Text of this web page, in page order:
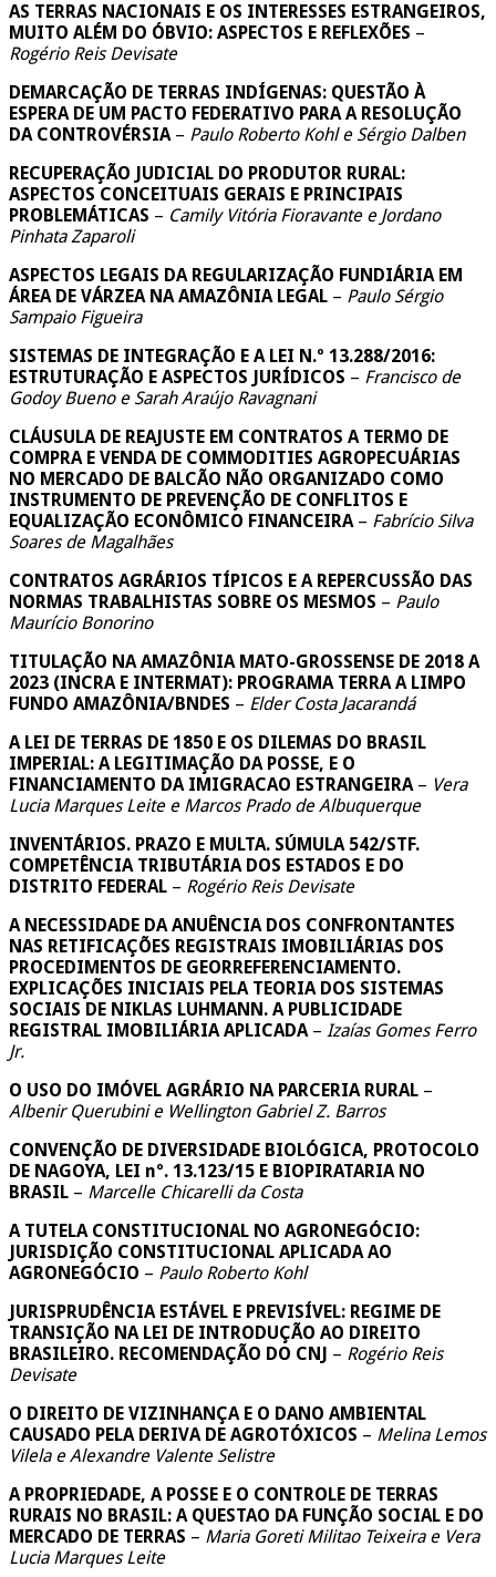
AS TERRAS NACIONAIS E OS INTERESSES ESTRANGEIROS,
MUITO ALÉM DO ÓBVIO: ASPECTOS E REFLEXÕES –
Rogério Reis Devisate
DEMARCAÇÃO DE TERRAS INDÍGENAS: QUESTÃO À
ESPERA DE UM PACTO FEDERATIVO PARA A RESOLUÇÃO
DA CONTROVÉRSIA– Paulo Roberto Kohl e Sérgio Dalben
RECUPERAÇÃO JUDICIAL DO PRODUTOR RURAL:
ASPECTOS CONCEITUAIS GERAIS E PRINCIPAIS
PROBLEMÁTICAS – Camily Vitória Fioravante e Jordano
Pinhata Zaparoli
ASPECTOS LEGAIS DA REGULARIZAÇÃO FUNDIÁRIA EM
ÁREA DE VÁRZEA NA AMAZÔNIA LEGAL – Paulo Sérgio
Sampaio Figueira
SISTEMAS DE INTEGRAÇÃO E A LEI N.º 13.288/2016:
ESTRUTURAÇÃO E ASPECTOS JURÍDICOS – Francisco de
Godoy Bueno e Sarah Araújo Ravagnani
CLÁUSULA DE REAJUSTE EM CONTRATOS A TERMO DE
COMPRA E VENDA DE COMMODITIES AGROPECUÁRIAS
NO MERCADO DE BALCÃO NÃO ORGANIZADO COMO
INSTRUMENTO DE PREVENÇÃO DE CONFLITOS E
EQUALIZAÇÃO ECONÔMICO FINANCEIRA– Fabrício Silva
Soares de Magalhães
CONTRATOS AGRÁRIOS TÍPICOS E A REPERCUSSÃO DAS
NORMAS TRABALHISTAS SOBRE OS MESMOS – Paulo
Maurício Bonorino
TITULAÇÃO NA AMAZÔNIA MATO-GROSSENSE DE 2018 A
2023 (INCRA E INTERMAT): PROGRAMA TERRA A LIMPO
FUNDO AMAZÔNIA/BNDES – Elder Costa Jacarandá
A LEI DE TERRAS DE 1850 E OS DILEMAS DO BRASIL
IMPERIAL: A LEGITIMAÇÃO DA POSSE, E O
FINANCIAMENTO DA IMIGRACAO ESTRANGEIRA– Vera
Lucia Marques Leite e Marcos Prado de Albuquerque
INVENTÁRIOS. PRAZO E MULTA. SÚMULA 542/STF.
COMPETÊNCIA TRIBUTÁRIA DOS ESTADOS E DO
DISTRITO FEDERAL – Rogério Reis Devisate
A NECESSIDADE DA ANUÊNCIA DOS CONFRONTANTES
NAS RETIFICAÇÕES REGISTRAIS IMOBILIÁRIAS DOS
PROCEDIMENTOS DE GEORREFERENCIAMENTO.
EXPLICAÇÕES INICIAIS PELA TEORIA DOS SISTEMAS
SOCIAIS DE NIKLAS LUHMANN. A PUBLICIDADE
REGISTRAL IMOBILIÁRIA APLICADA– Izaías Gomes Ferro
Jr.
O USO DO IMÓVEL AGRÁRIO NA PARCERIA RURAL –
Albenir Querubini e Wellington Gabriel Z. Barros
CONVENÇÃO DE DIVERSIDADE BIOLÓGICA, PROTOCOLO
DE NAGOYA, LEI nº. 13.123/15 E BIOPIRATARIA NO
BRASIL – Marcelle Chicarelli da Costa
A TUTELA CONSTITUCIONAL NO AGRONEGÓCIO:
JURISDIÇÃO CONSTITUCIONAL APLICADA AO
AGRONEGÓCIO – Paulo Roberto Kohl
JURISPRUDÊNCIA ESTÁVEL E PREVISÍVEL: REGIME DE
TRANSIÇÃO NA LEI DE INTRODUÇÃO AO DIREITO
BRASILEIRO. RECOMENDAÇÃO DO CNJ
– Rogério Reis
Devisate
O DIREITO DE VIZINHANÇA E O DANO AMBIENTAL
CAUSADO PELA DERIVA DE AGROTÓXICOS – Melina Lemos
Vilela e Alexandre Valente Selistre
A PROPRIEDADE, A POSSE E O CONTROLE DE TERRAS
RURAIS NO BRASIL: A QUESTAO DA FUNÇÃO SOCIAL E DO
MERCADO DE TERRAS – Maria Goreti Militao Teixeira e Vera
Lucia Marques Leite